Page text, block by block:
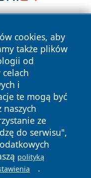
cookies, aby
także plików
od
i
te mogą być
ze
do serwisu",
polityką
.
prawa zastrzeżone.
Polityka
Cookies